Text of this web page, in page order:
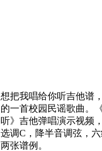
想把我唱给你听吉他谱
的一首校园民谣歌曲。
听》吉他弹唱演示视频
选调C，降半音调弦，
两张谱例。